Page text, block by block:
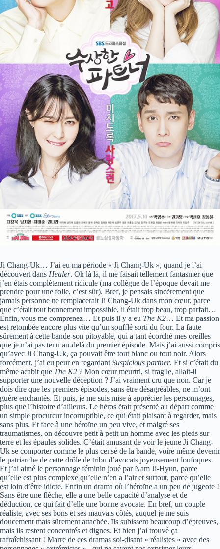
Ji Chang-Uk… J’ai eu ma période « Ji Chang-Uk », quand je l’ai
découvert dans Healer. Oh là là, il me faisait tellement fantasmer que
j’en étais complètement ridicule (ma collègue de l’époque devait me
prendre pour une folle, c’est sûr). Bref, je pensais sincèrement que
jamais personne ne remplacerait Ji Chang-Uk dans mon cœur, parce
que c’était tout bonnement impossible, il était trop beau, trop parfait…
Enfin, vous me comprenez… Et puis il y a eu The K2… Et ma passion
est retombée encore plus vite qu’un soufflé sorti du four. La faute
sûrement à cette bande-son pitoyable, qui a tant écorché mes oreilles
que je n’ai pas tenu au-delà du premier épisode. Mais j’ai aussi compris
qu’avec Ji Chang-Uk, ça pouvait être tout blanc ou tout noir. Alors
forcément, j’ai eu peur en regardantSuspicious partner. Et si c’était du
même acabit que The K2 ? Mon cœur meurtri, si fragile, allait-il
supporter une nouvelle déception ? J’ai vraiment cru que non. Car je
dois dire que les premiers épisodes, sans être désagréables, ne m’ont
guère enchantés. Et puis, je me suis mise à apprécier les personnages,
plus que l’histoire d’ailleurs. Le héros était présenté au départ comme
un simple procureur incorruptible, ce qui était plaisant à regarder, mais
sans plus. Et face à une héroïne un peu vive, et malgré ses
traumatismes, on découvre petit à petit un homme avec les pieds sur
terre et les épaules solides. C’était amusant de voir le jeune Ji Chang-
Uk se comporter comme le plus censé de la bande, voire même devenir
le patriarche de cette drôle de tribu d’avocats joyeusement loufoques.
Et j’ai aimé le personnage féminin joué par Nam Ji-Hyun, parce
qu’elle est plus complexe qu’elle n’en a l’air et surtout, parce qu’elle
est loin d’être idiote. Enfin un drama où l’héroïne a un peu de jugeote !
Sans être une flèche, elle a une belle capacité d’analyse et de
déduction, ce qui fait d’elle une bonne avocate. En bref, un couple
réaliste, avec ses bons et ses mauvais côtés, auquel je me suis
doucement mais sûrement attachée. Ils subissent beaucoup d’épreuves,
mais ils restent concentrés et dignes. Et bien j’ai trouvé ça
rafraîchissant ! Marre de ces dramas soi-disant « réalistes » avec des